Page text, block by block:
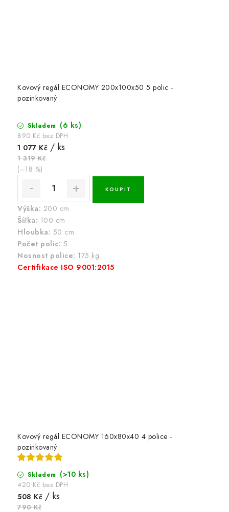
Kovový regál ECONOMY 200x100x50 5 polic -
pozinkovaný
Skladem (6 ks)
890 Kč bez DPH
1 077 Kč / ks
1 319 Kč
(–18 %)
Výška: 200 cm
Šířka: 100 cm
Hloubka: 50 cm
Počet polic: 5
Nosnost police: 175 kg
Certifikace ISO 9001:2015
Kovový regál ECONOMY 160x80x40 4 police -
pozinkovaný
Skladem (>10 ks)
420 Kč bez DPH
508 Kč / ks
790 Kč